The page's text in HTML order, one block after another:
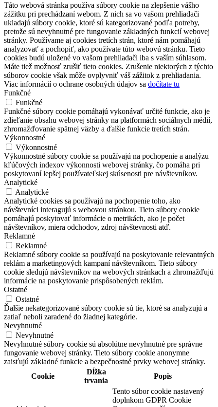
Táto webová stránka používa súbory cookie na zlepšenie vášho
zážitku pri prechádzaní webom. Z nich sa vo vašom prehliadači
ukladajú súbory cookie, ktoré sú kategorizované podľa potreby,
pretože sú nevyhnutné pre fungovanie základných funkcií webovej
stránky. Používame aj cookies tretích strán, ktoré nám pomáhajú
analyzovať a pochopiť, ako používate túto webovú stránku. Tieto
cookies budú uložené vo vašom prehliadači iba s vaším súhlasom.
Máte tiež možnosť zrušiť tieto cookies. Zrušenie niektorých z týchto
súborov cookie však môže ovplyvniť váš zážitok z prehliadania.
Viac informácií o ochrane osobných údajov sa dočítate tu
Funkčné
Funkčné
Funkčné súbory cookie pomáhajú vykonávať určité funkcie, ako je
zdieľanie obsahu webovej stránky na platformách sociálnych médií,
zhromažďovanie spätnej väzby a ďalšie funkcie tretích strán.
Výkonnostné
Výkonnostné
Výkonnostné súbory cookie sa používajú na pochopenie a analýzu
kľúčových indexov výkonnosti webovej stránky, čo pomáha pri
poskytovaní lepšej používateľskej skúsenosti pre návštevníkov.
Analytické
Analytické
Analytické cookies sa používajú na pochopenie toho, ako
návštevníci interagujú s webovou stránkou. Tieto súbory cookie
pomáhajú poskytovať informácie o metrikách, ako je počet
návštevníkov, miera odchodov, zdroj návštevnosti atď.
Reklamné
Reklamné
Reklamné súbory cookie sa používajú na poskytovanie relevantných
reklám a marketingových kampaní návštevníkom. Tieto súbory
cookie sledujú návštevníkov na webových stránkach a zhromažďujú
informácie na poskytovanie prispôsobených reklám.
Ostatné
Ostatné
Ďalšie nekategorizované súbory cookie sú tie, ktoré sa analyzujú a
zatiaľ neboli zaradené do žiadnej kategórie.
Nevyhnutné
Nevyhnutné
Nevyhnutné súbory cookie sú absolútne nevyhnutné pre správne
fungovanie webovej stránky. Tieto súbory cookie anonymne
zaisťujú základné funkcie a bezpečnostné prvky webovej stránky.
Cookie
Dĺžka
trvania
Popis
Tento súbor cookie nastavený
doplnkom GDPR Cookie